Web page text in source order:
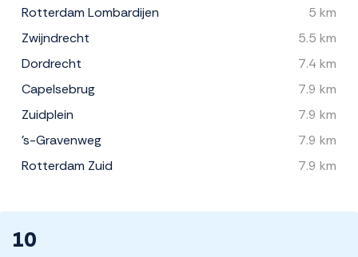
Rotterdam Lombardijen
5 km
Zwijndrecht
5.5 km
Dordrecht
7.4 km
Capelsebrug
7.9 km
Zuidplein
7.9 km
's-Gravenweg
7.9 km
Rotterdam Zuid
7.9 km
10